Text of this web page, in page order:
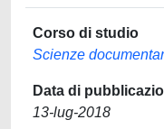
Corso di studio
Scienze
Data di
13-lug-2018